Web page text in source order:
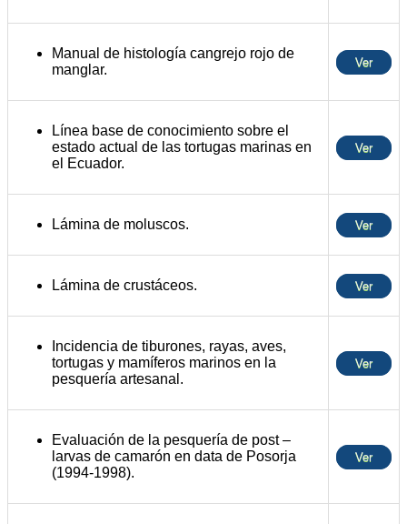
Manual de histología cangrejo rojo de
manglar.
Ver
Línea base de conocimiento sobre el
estado actual de las tortugas marinas en
el Ecuador.
Ver
Lámina de moluscos. Ver
Lámina de crustáceos. Ver
Incidencia de tiburones, rayas, aves,
tortugas y mamíferos marinos en la
pesquería artesanal.
Ver
Evaluación de la pesquería de post –
larvas de camarón en data de Posorja
(1994-1998).
Ver